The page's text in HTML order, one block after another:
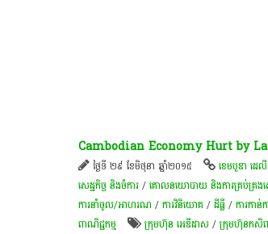
Cambodian Economy Hurt by
ថ្ងៃទី ២៩ ខែមិថុនា ឆ្នាំ២០១៥ ខេមបូឌា ដេលី
សេដ្ឋកិច្ច និងចំការ/គោលនយោបាយ និងការគ្រប់គ្រងស
ការនាំចូល/អាហរណ /ការវិនិយោគ/ដីធ្លី/ការកាន់
ពាណិជ្ជកម្ម
ក្រុមហ៊ុន អេឌីដាស/ក្រុមហ៊ុន​កសិព